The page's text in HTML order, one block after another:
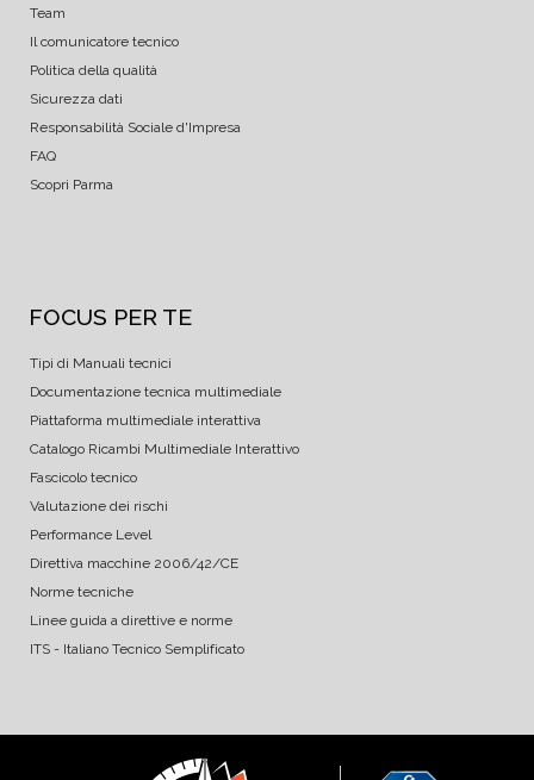
Team
Il comunicatore tecnico
Politica della qualità
Sicurezza dati
Responsabilità Sociale d'Impresa
FAQ
Scopri Parma
FOCUS PER TE
Tipi di Manuali tecnici
Documentazione tecnica multimediale
Piattaforma multimediale interattiva
Catalogo Ricambi Multimediale Interattivo
Fascicolo tecnico
Valutazione dei rischi
Performance Level
Direttiva macchine 2006/42/CE
Norme tecniche
Linee guida a direttive e norme
ITS - Italiano Tecnico Semplificato